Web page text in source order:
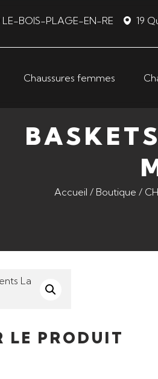
BOIS-PLAGE-EN-RE 19
Chaussures femmes
Accueil / Boutique /
LE PRODUIT